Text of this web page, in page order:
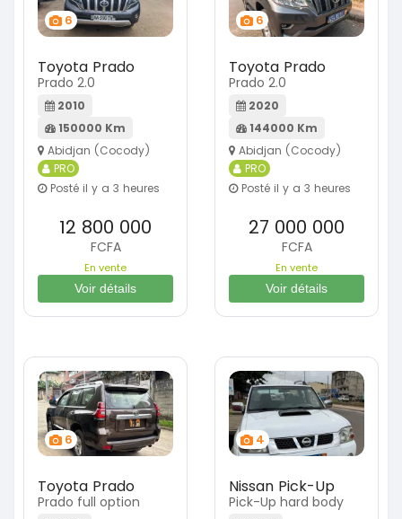
6
Toyota Prado
Prado 2.0
2010
150000 Km
Abidjan (Cocody)
PRO
Posté il y a 3 heures
12 800 000
FCFA
En vente
Voir détails
6
Toyota Prado
Prado 2.0
2020
144000 Km
Abidjan (Cocody)
PRO
Posté il y a 3 heures
27 000 000
FCFA
En vente
Voir détails
6
Toyota Prado
Prado full option
4
Nissan Pick-Up
Pick-Up hard body